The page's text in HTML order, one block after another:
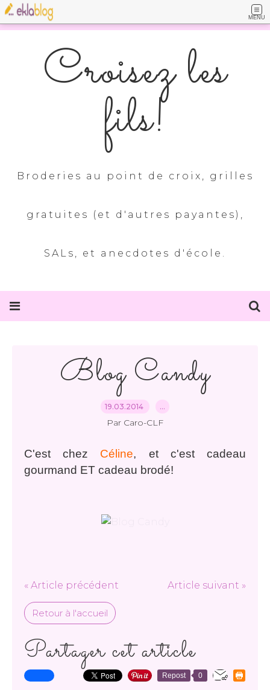
MENU
Croisez les
fils!
Broderies au point de croix, grilles
gratuites (et d'autres payantes),
SALs, et anecdotes d'école.
Blog Candy
19.03.2014 …
Par Caro-CLF
C'est chez Céline, et c'est cadeau
gourmand ET cadeau brodé!
« Article précédent Article suivant »
Retour à l'accueil
Partager cet article
Repost 0